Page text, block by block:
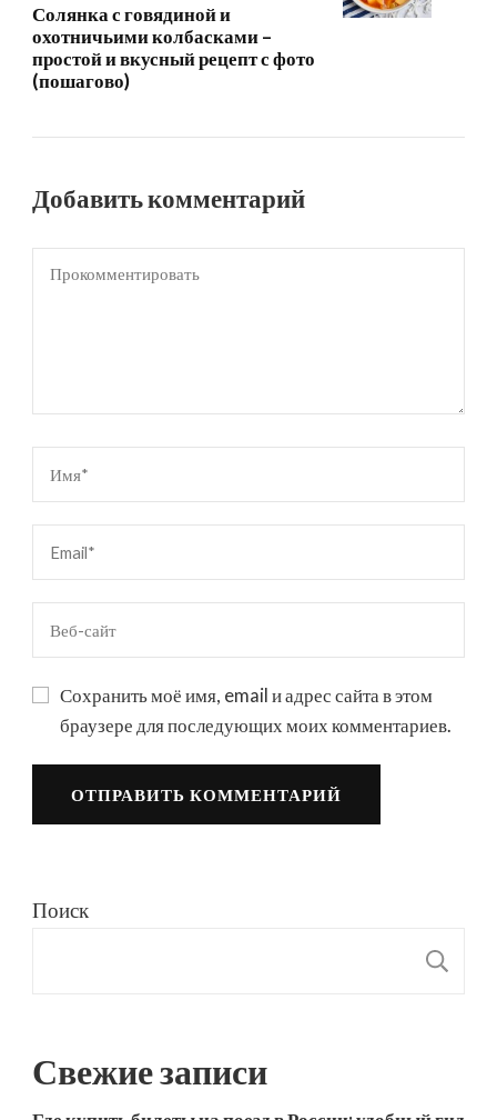
Солянка с говядиной и
охотничьими колбасками –
простой и вкусный рецепт с фото
(пошагово)
Добавить комментарий
Сохранить моё имя, email и адрес сайта в этом
браузере для последующих моих комментариев.
Поиск
Свежие записи